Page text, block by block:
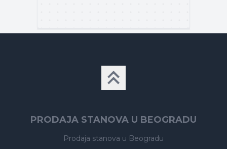
PRODAJA STANOVA U BEOGRADU
Prodaja stanova u Beogradu